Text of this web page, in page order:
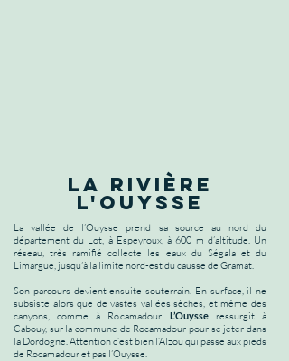
la rivière
l'ouysse
La vallée de l’Ouysse prend sa source au nord du
département du Lot, à Espeyroux, à 600 m d’altitude. Un
réseau, très ramifié collecte les eaux du Ségala et du
Limargue, jusqu’à la limite nord-est du causse de Gramat.
Son parcours devient ensuite souterrain. En surface, il ne
subsiste alors que de vastes vallées sèches, et même des
canyons, comme à Rocamadour. L’Ouysseressurgit à
Cabouy, sur la commune de Rocamadour pour se jeter dans
la Dordogne. Attention c’est bien l’Alzou qui passe aux pieds
de Rocamadour et pas l’Ouysse.